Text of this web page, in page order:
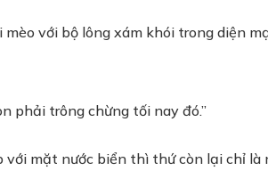
với bộ lông xám khói trong diện
phải trông chừng tối nay đó.”
mặt nước biển thì thứ còn lại chỉ